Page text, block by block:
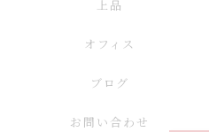
上品
オフィス
ブログ
お問い合わせ